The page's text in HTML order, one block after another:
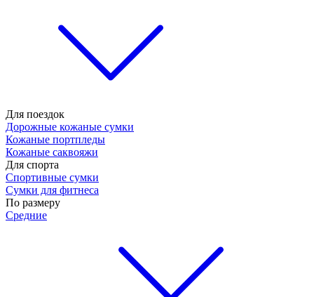
Для поездок
Дорожные кожаные сумки
Кожаные портпледы
Кожаные саквояжи
Для спорта
Спортивные сумки
Сумки для фитнеса
По размеру
Средние